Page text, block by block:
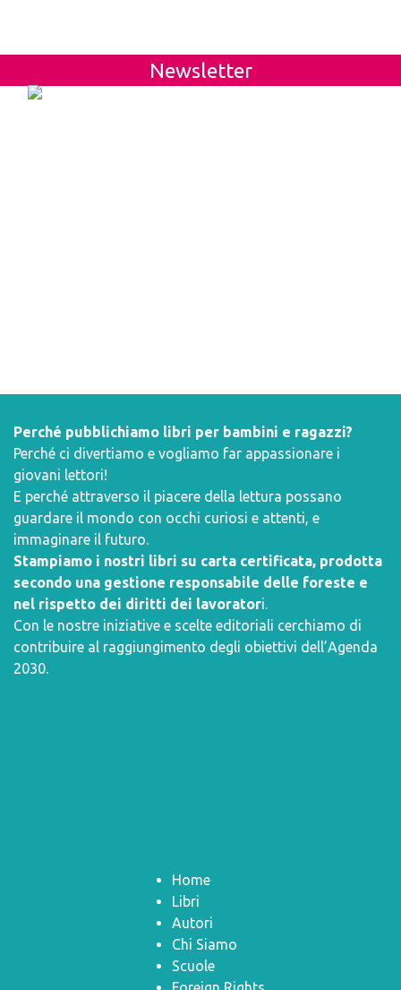
Newsletter
Perché pubblichiamo libri per bambini e ragazzi?
Perché ci divertiamo e vogliamo far appassionare i
giovani lettori!
E perché attraverso il piacere della lettura possano
guardare il mondo con occhi curiosi e attenti, e
immaginare il futuro.
Stampiamo i nostri libri su carta certificata, prodotta
secondo una gestione responsabile delle foreste e
nel rispetto dei diritti dei lavoratori.
Con le nostre iniziative e scelte editoriali cerchiamo di
contribuire al raggiungimento degli obiettivi dell’Agenda
2030.
Home
Libri
Autori
Chi Siamo
Scuole